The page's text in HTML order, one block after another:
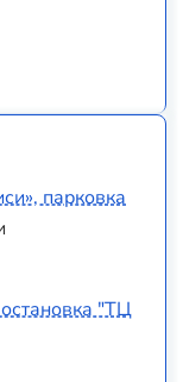
парковка
"ТЦ